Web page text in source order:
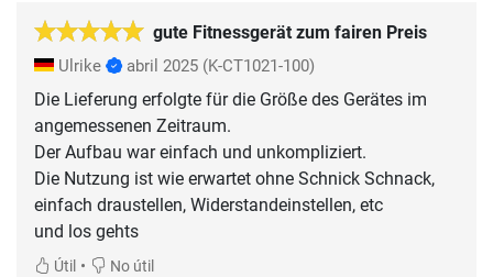
gute Fitnessgerät zum fairen Preis
Ulrike abril 2025 (K-CT1021-100)
Die Lieferung erfolgte für die Größe des Gerätes im
angemessenen Zeitraum.
Der Aufbau war einfach und unkompliziert.
Die Nutzung ist wie erwartet ohne Schnick Schnack,
einfach draustellen, Widerstandeinstellen, etc
und los gehts
Útil • No útil